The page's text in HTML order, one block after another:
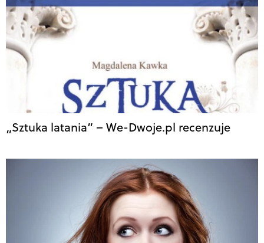
„Sztuka latania” – We-Dwoje.pl recenzuje